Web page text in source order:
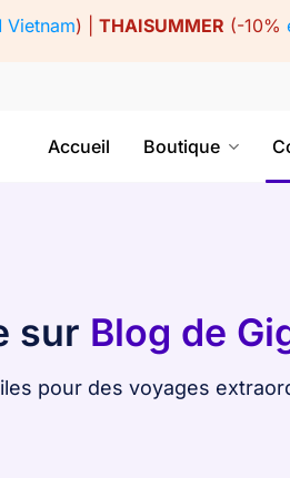
Vietnam) | THAISUMMER (-10%
Accueil Boutique
sur Blog de
pour des voyages